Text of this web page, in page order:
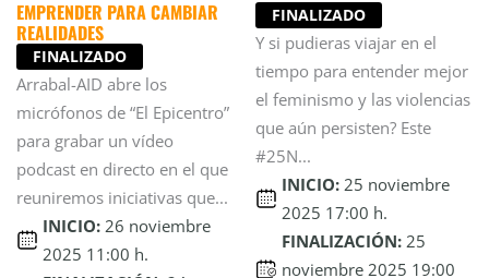
EMPRENDER PARA CAMBIAR
REALIDADES
FINALIZADO
Arrabal-AID abre los
micrófonos de “El Epicentro”
para grabar un vídeo
podcast en directo en el que
reuniremos iniciativas que...
INICIO: 26 noviembre
2025 11:00 h.
FINALIZADO
Y si pudieras viajar en el
tiempo para entender mejor
el feminismo y las violencias
que aún persisten? Este
#25N...
INICIO: 25 noviembre
2025 17:00 h.
FINALIZACIÓN: 25
noviembre 2025 19:00